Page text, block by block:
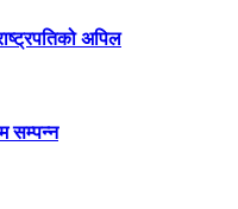
अपिल
सम्पन्न